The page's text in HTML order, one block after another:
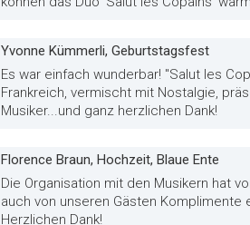
Yvonne Kümmerli, Geburtstagsfest
Es war einfach wunderbar! "Salut les
Frankreich, vermischt mit Nostalgie,
Musiker...und ganz herzlichen Dank!
Florence Braun, Hochzeit, Blaue Ente
Die Organisation mit den Musikern hat
auch von unseren Gästen
Herzlichen Dank!